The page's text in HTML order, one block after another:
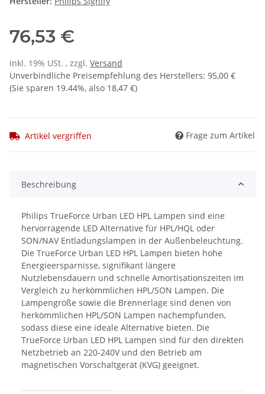
76,53 €
inkl. 19% USt. , zzgl. Versand
Unverbindliche Preisempfehlung des Herstellers: 95,00 €
(Sie sparen 19.44%, also 18,47 €)
Artikel vergriffen Frage zum Artikel
Beschreibung
Philips TrueForce Urban LED HPL Lampen sind eine
hervorragende LED Alternative für HPL/HQL oder
SON/NAV Entladungslampen in der Außenbeleuchtung.
Die TrueForce Urban LED HPL Lampen bieten hohe
Energieersparnisse, signifikant längere
Nutzlebensdauern und schnelle Amortisationszeiten im
Vergleich zu herkömmlichen HPL/SON Lampen. Die
Lampengröße sowie die Brennerlage sind denen von
herkömmlichen HPL/SON Lampen nachempfunden,
sodass diese eine ideale Alternative bieten. Die
TrueForce Urban LED HPL Lampen sind für den direkten
Netzbetrieb an 220-240V und den Betrieb am
magnetischen Vorschaltgerät (KVG) geeignet.